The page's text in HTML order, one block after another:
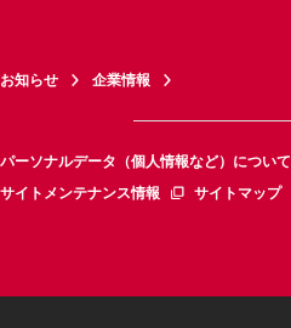
お知らせ 企業情報
パーソナルデータ（個人情報など）について
サイトメンテナンス情報
サイトマップ